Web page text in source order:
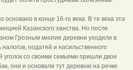
в конце 16-го века. В те века эта
Казанского ханства. Но после
Грозным многие деревни уходили в
податей и насильственного
уголок со своими семьями пришли двое
они и основали тут деревню на речке